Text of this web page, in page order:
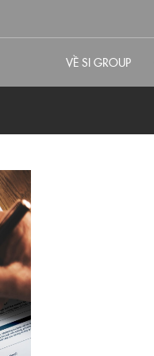
VỀ SI GROUP